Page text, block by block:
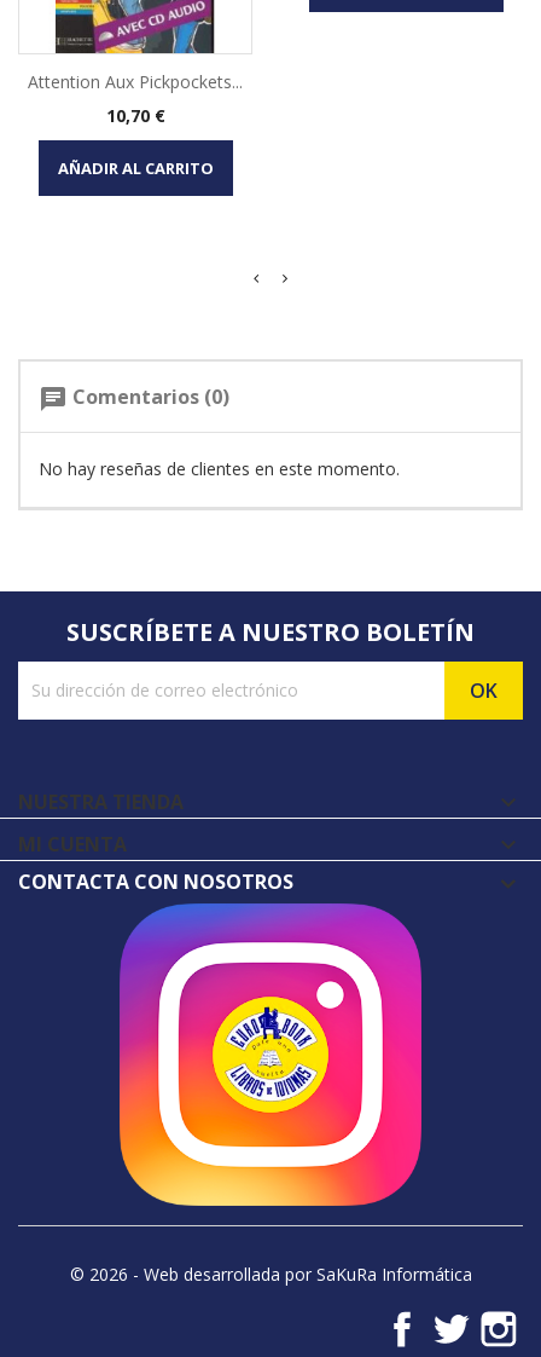
Attention Aux Pickpockets...
Precio
10,70 €
AÑADIR AL CARRITO
chat Comentarios (0)
No hay reseñas de clientes en este momento.
SUSCRÍBETE A NUESTRO BOLETÍN
NUESTRA TIENDA 
MI CUENTA 
CONTACTA CON NOSOTROS
© 2026 - Web desarrollada por SaKuRa Informática